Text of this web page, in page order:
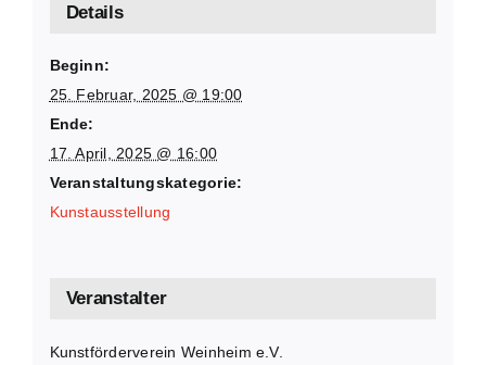
Details
Beginn:
25. Februar, 2025 @ 19:00
Ende:
17. April, 2025 @ 16:00
Veranstaltungskategorie:
Kunstausstellung
Veranstalter
Kunstförderverein Weinheim e.V.